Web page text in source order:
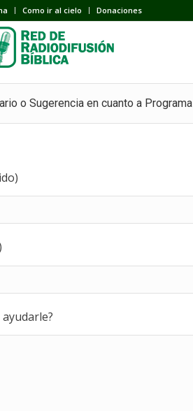
Como ir al cielo Donaciones
o Sugerencia en cuanto a Programa